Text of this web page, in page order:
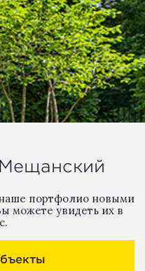
портфолио новыми
можете увидеть их в